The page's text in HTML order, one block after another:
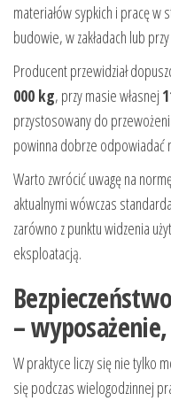
materiałów sypkich i pracę w
budowie, w zakładach lub
Producent przewidział
000 kg, przy masie własnej
przystosowany do
powinna dobrze odpowiadać
Warto zwrócić uwagę na
aktualnymi wówczas
zarówno z punktu widzenia
eksploatacją.
–
W praktyce liczy się nie tylko
się podczas wielogodzinnej